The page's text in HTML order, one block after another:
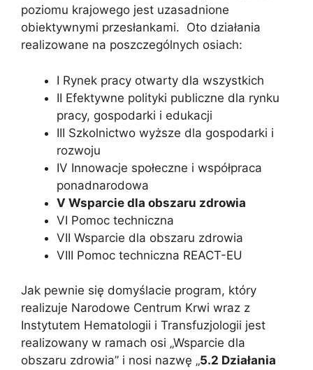
poziomu krajowego jest uzasadnione
obiektywnymi przesłankami. Oto działania
realizowane na poszczególnych osiach:
I Rynek pracy otwarty dla wszystkich
II Efektywne polityki publiczne dla rynku
pracy, gospodarki i edukacji
III Szkolnictwo wyższe dla gospodarki i
rozwoju
IV Innowacje społeczne i współpraca
ponadnarodowa
V Wsparcie dla obszaru zdrowia
VI Pomoc techniczna
VII Wsparcie dla obszaru zdrowia
VIII Pomoc techniczna REACT-EU
Jak pewnie się domyślacie program, który
realizuje Narodowe Centrum Krwi wraz z
Instytutem Hematologii i Transfuzjologii jest
realizowany w ramach osi „Wsparcie dla
obszaru zdrowia” i nosi nazwę „5.2 Działania